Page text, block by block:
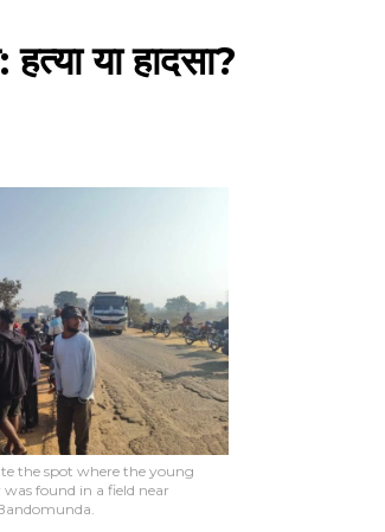
या हादसा?
the spot where the young
was found in a field near